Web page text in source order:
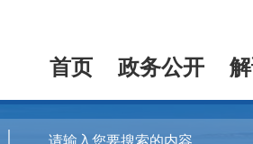
首页 政务公开